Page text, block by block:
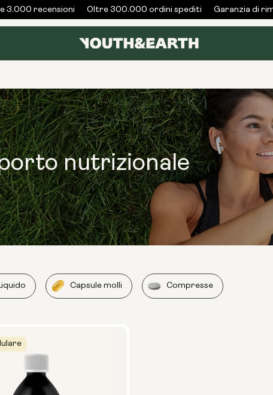
3.000 recensioni Oltre 300.000 ordini spediti Garanzia di
nutrizionale
Capsule molli Compresse